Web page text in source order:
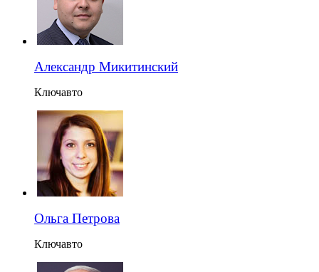
Александр Микитинский
Ключавто
Ольга Петрова
Ключавто